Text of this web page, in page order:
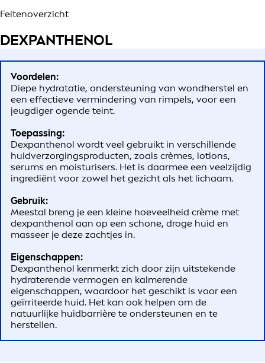
Feitenoverzicht
DEXPANTHENOL
Voordelen:
Diepe hydratatie, ondersteuning van wondherstel en
een effectieve vermindering van rimpels, voor een
jeugdiger ogende teint.
Toepassing:
Dexpanthenol wordt veel gebruikt in verschillende
huidverzorgingsproducten, zoals crèmes, lotions,
serums en moisturisers. Het is daarmee een veelzijdig
ingrediënt voor zowel het gezicht als het lichaam.
Gebruik:
Meestal breng je een kleine hoeveelheid crème met
dexpanthenol aan op een schone, droge huid en
masseer je deze zachtjes in.
Eigenschappen:
Dexpanthenol kenmerkt zich door zijn uitstekende
hydraterende vermogen en kalmerende
eigenschappen, waardoor het geschikt is voor een
geïrriteerde huid. Het kan ook helpen om de
natuurlijke huidbarrière te ondersteunen en te
herstellen.